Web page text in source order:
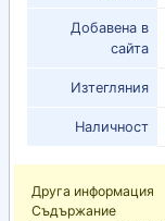
Добавена в
сайта
Изтегляния
Наличност
Друга информация
Съдържание